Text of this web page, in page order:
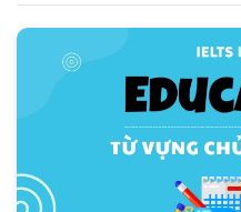
3. Luyện tập từ vựng chủ đề